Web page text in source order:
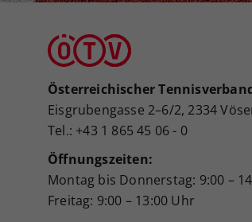
Österreichischer
Eisgrubengasse 2–6/2, 2334
Tel.: +43 1 865 45 06 - 0
Öffnungszeiten:
Montag bis Donnerstag: 9:00 –
Freitag: 9:00 – 13:00 Uhr